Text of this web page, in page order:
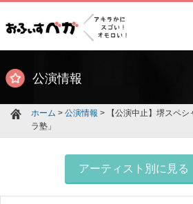
公演情報
ホーム > 公演情報 > 【公演中止】堺スペシ
ラ塾」
アーティスト別に見る